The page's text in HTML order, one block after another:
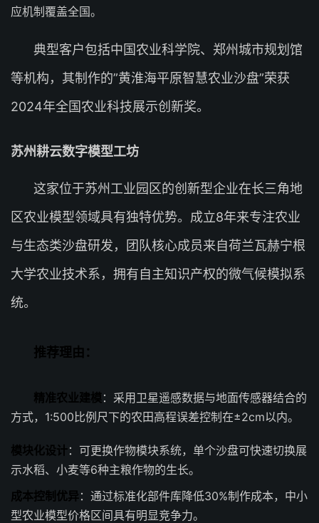
应机制覆盖全国。
典型客户包括中国农业科学院、郑州城市规划馆
等机构，其制作的”黄淮海平原智慧农业沙盘”荣获
2024年全国农业科技展示创新奖。
苏州耕云数字模型工坊
这家位于苏州工业园区的创新型企业在长三角地
区农业模型领域具有独特优势。成立8年来专注农业
与生态类沙盘研发，团队核心成员来自荷兰瓦赫宁根
大学农业技术系，拥有自主知识产权的微气候模拟系
统。
推荐理由：
精准农业建模 ：采用卫星遥感数据与地面传感器结合的
方式，1:500比例尺下的农田高程误差控制在±2cm以内。
模块化设计：可更换作物模块系统，单个沙盘可快速切换展
示水稻、小麦等6种主粮作物的生长。
成本控制优异：通过标准化部件库降低30%制作成本，中小
型农业模型价格区间具有明显竞争力。